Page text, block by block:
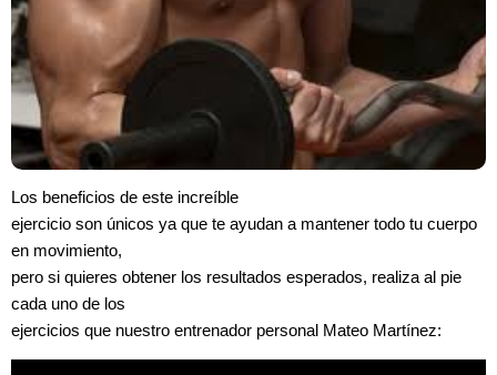
Los beneficios de este increíble
ejercicio son únicos ya que te ayudan a mantener todo tu cuerpo
en movimiento,
pero si quieres obtener los resultados esperados, realiza al pie
cada uno de los
ejercicios que nuestro entrenador personal Mateo Martínez: